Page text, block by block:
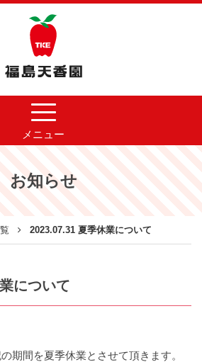
メニュー
お知らせ
2023.07.31 夏季休業について
について
期間を夏季休業とさせて頂きます。